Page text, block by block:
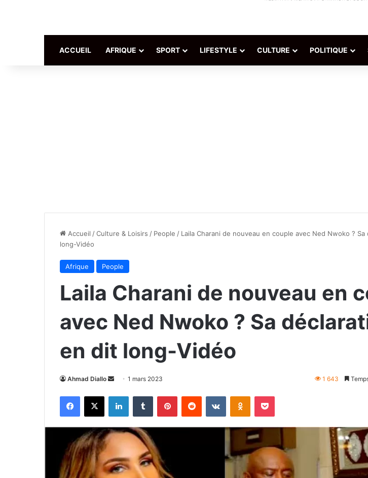
ACCUEIL AFRIQUE SPORT LIFESTYLE CULTURE POLITIQUE
Accueil /Culture & Loisirs / People / Laila Charani de nouveau en couple avec Ned Nwoko ?
long-Vidéo
Afrique People
Laila Charani de nouveau en
avec Ned Nwoko ? Sa
en dit long-Vidéo
Ahmad Diallo
Envoyer
courriel
1 mars 2023 1 643
Facebook
X LinkedinTumblr PinterestReddit VKontakteOdnoklassniki
Pocket